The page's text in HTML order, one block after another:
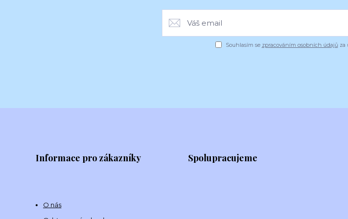
Souhlasím se zpracováním osobních údajůza
Informace pro zákazníky
O nás
Spolupracujeme